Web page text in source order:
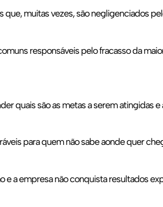
muitas vezes, são negligenciados
responsáveis pelo fracasso da
quais são as metas a serem atingidas e
para quem não sabe aonde quer
e a empresa não conquista resultados